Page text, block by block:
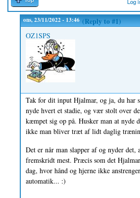
ons, 23/11/2022 - 13:46 (Reply to #1)
OZ1SPS
Tak for dit input Hjalmar, og ja, du har
nyde hvert et stadie, og vær stolt over
kæmpet sig op på. Husker man at nyde
ikke man bliver træt af lidt daglig
Det er når man slapper af og nyder det,
fremskridt mest. Præcis som det
dag, hvor hånd og hjerne ikke
automatik... :)